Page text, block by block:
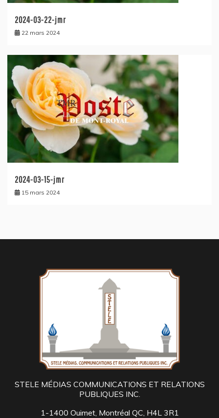
2024-03-22-jmr
22 mars 2024
2024-03-15-jmr
15 mars 2024
STELE MÉDIAS COMMUNICATIONS ET RELATIONS
PUBLIQUES INC.
1-1400 Ouimet, Montréal QC, H4L 3R1